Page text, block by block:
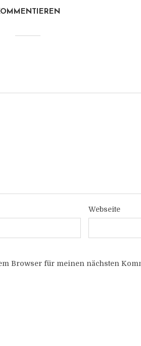
Webseite
Browser für meinen nächsten